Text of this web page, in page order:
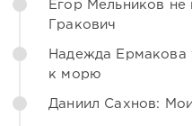
Егор Мельников не
Гракович
Надежда Ермакова
к морю
Даниил Сахнов: